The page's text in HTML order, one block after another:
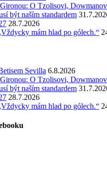
O Tzolisovi,
být naším standardem
28.7.2026
mám hlad po gólech.“
Sevilla 6.8.2026
O Tzolisovi,
být naším standardem
28.7.2026
mám hlad po gólech.“